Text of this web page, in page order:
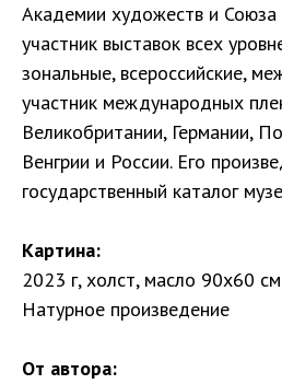
Академии художеств и Союза
участник выставок всех
зональные, всероссийские,
участник международных
Великобритании, Германии,
Венгрии и России. Его
государственный каталог
Картина:
2023 г, холст, масло 90х60 см
Натурное произведение
От автора: